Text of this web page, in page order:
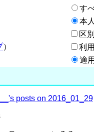
す
本
区
）
利
適
posts on 2016_01_29